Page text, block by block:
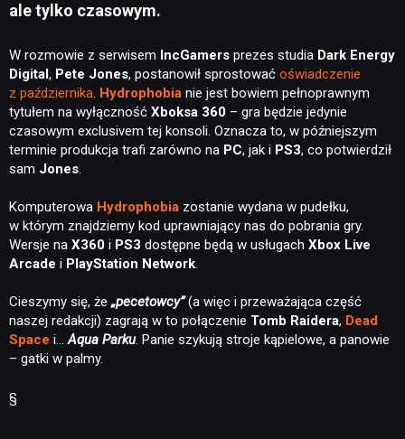
ale tylko czasowym.
W rozmowie z serwisem IncGamers prezes studia Dark Energy
Digital, Pete Jones, postanowił sprostować oświadczenie
z października. Hydrophobia nie jest bowiem pełnoprawnym
tytułem na wyłączność Xboksa 360 – gra będzie jedynie
czasowym exclusivem tej konsoli. Oznacza to, w późniejszym
terminie produkcja trafi zarówno na PC, jak i PS3, co potwierdził
sam Jones.
Komputerowa Hydrophobia zostanie wydana w pudełku,
w którym znajdziemy kod uprawniający nas do pobrania gry.
Wersje na X360 i PS3 dostępne będą w usługach Xbox Live
Arcade i PlayStation Network.
Cieszymy się, że „pecetowcy”(a więc i przeważająca część
naszej redakcji) zagrają w to połączenie Tomb Raidera, Dead
Space i…Aqua Parku. Panie szykują stroje kąpielowe, a panowie
– gatki w palmy.
§